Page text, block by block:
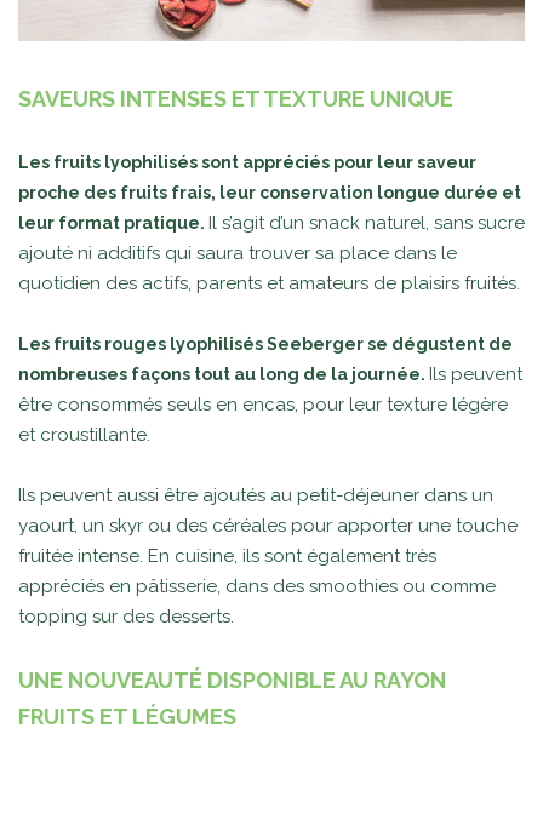
SAVEURS INTENSES ET TEXTURE UNIQUE
Les fruits lyophilisés sont appréciés pour leur saveur
proche des fruits frais, leur conservation longue durée et
leur format pratique. Il s’agit d’un snack naturel, sans sucre
ajouté ni additifs qui saura trouver sa place dans le
quotidien des actifs, parents et amateurs de plaisirs fruités.
Les fruits rouges lyophilisés Seeberger se dégustent de
nombreuses façons tout au long de la journée. Ils peuvent
être consommés seuls en encas, pour leur texture légère
et croustillante.
Ils peuvent aussi être ajoutés au petit-déjeuner dans un
yaourt, un skyr ou des céréales pour apporter une touche
fruitée intense. En cuisine, ils sont également très
appréciés en pâtisserie, dans des smoothies ou comme
topping sur des desserts.
UNE NOUVEAUTÉ DISPONIBLE AU RAYON
FRUITS ET LÉGUMES